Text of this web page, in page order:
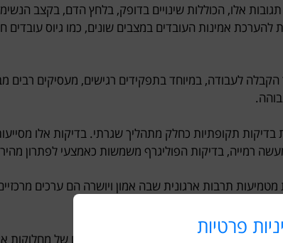
פרטיות
אלו, הכוללות שינויים בדופק, בלחץ הדם, בקצב
אמינות העובדים במצבים שונים, כמו גיוס עובדים
לעבודה, במיוחד בתפקידים רגישים, מעסיקים רבים
תקופתיות כחלק מתהליך שגרתי. בדיקות אלו
רמייה, בדיקות הפוליגרף משמשות כאמצעי לפתרון
תרבות ארגונית שבה אמון ויושרה הם ערכים
כמו גניבות או מעילות. במקביל, במקרים של